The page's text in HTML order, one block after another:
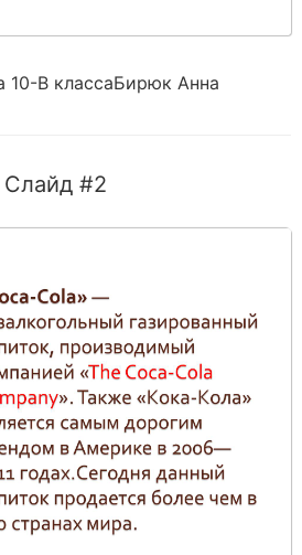
10-В классаБирюк Анна
Слайд #2